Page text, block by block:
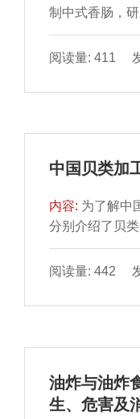
制中式香肠，
性能的影响。
期检测各处理...
阅读量: 411
中国贝类加
内容: 为了解中
分别介绍了贝
精深加工和综
状，总结了贝
阅读量: 442
油炸与油炸
生、危害及